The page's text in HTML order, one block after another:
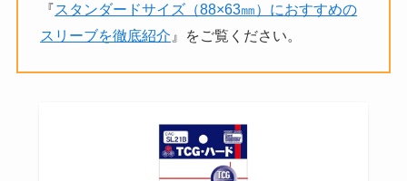
『スタンダードサイズ（88×63㎜）におすすめの
スリーブを徹底紹介 』をご覧ください。